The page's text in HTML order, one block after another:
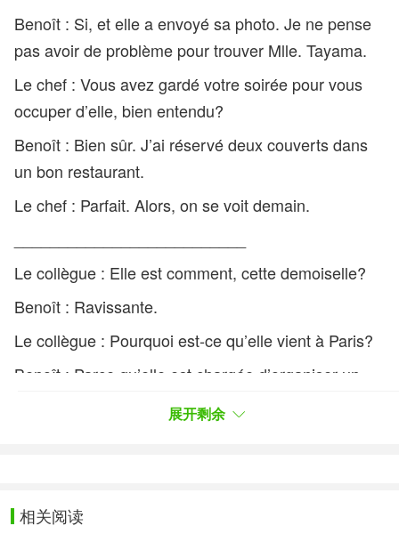
Benoît : Si, et elle a envoyé sa photo. Je ne pense
pas avoir de problème pour trouver Mlle. Tayama.
Le chef : Vous avez gardé votre soirée pour vous
occuper d’elle, bien entendu?
Benoît : Bien sûr. J’ai réservé deux couverts dans
un bon restaurant.
Le chef : Parfait. Alors, on se voit demain.
Le collègue : Elle est comment, cette demoiselle?
Benoît : Ravissante.
Le collègue : Pourquoi est-ce qu’elle vient à Paris?
Benoît : Parce qu’elle est chargée d’organiser un
japonais. Au programme: visite des beaux parcs de
__________________________
展开剩余
相关阅读